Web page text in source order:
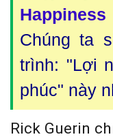
Chúng ta
trình: "Lợi
phúc" này
Rick Guerin